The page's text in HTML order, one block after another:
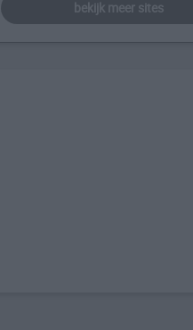
bekijk meer sites